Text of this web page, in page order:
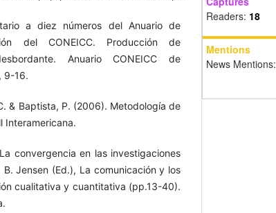
a diez números del Anuario de
del CONEICC. Producción de
Anuario CONEICC de
9-16.
& Baptista, P. (2006). Metodología de
Interamericana.
convergencia en las investigaciones
Jensen (Ed.), La comunicación y los
cualitativa y cuantitativa (pp.13-40).
Readers: 18
Mentions
News Mentions: